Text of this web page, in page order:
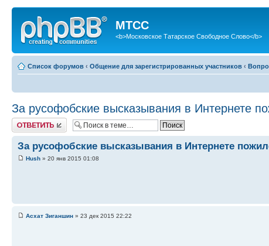
МТСС
<b>Московское Татарское Свободное Слово</b>
Список форумов ‹ Общение для зарегистрированных участников ‹
За русофобские высказывания в Интернете
Ответить
За русофобские высказывания в Интернете
Hush » 20 янв 2015 01:08
Асхат Зиганшин » 23 дек 2015 22:22